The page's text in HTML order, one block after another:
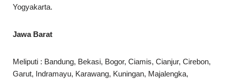
Yogyakarta.
Jawa Barat
Meliputi : Bandung, Bekasi, Bogor, Ciamis, Cianjur, Cirebon,
Garut, Indramayu, Karawang, Kuningan, Majalengka,